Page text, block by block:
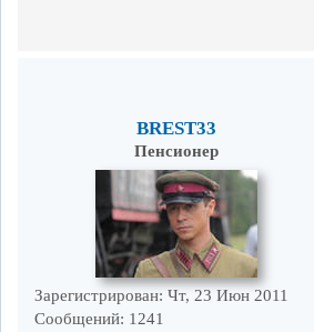
BREST33
Пенсионер
Зарегистрирован: Чт, 23 Июн 2011
Сообщений: 1241